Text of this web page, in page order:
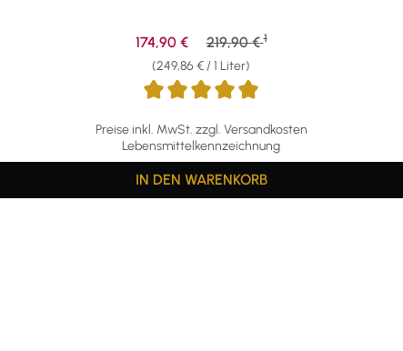
Preise inkl. MwSt. zzgl. Versandkosten
Lebensmittelkennzeichnung
(249,86 € / 1 Liter)
Verkaufspreis:
174,90 € Regulärer Preis:
219,90 € 1
IN DEN WARENKORB